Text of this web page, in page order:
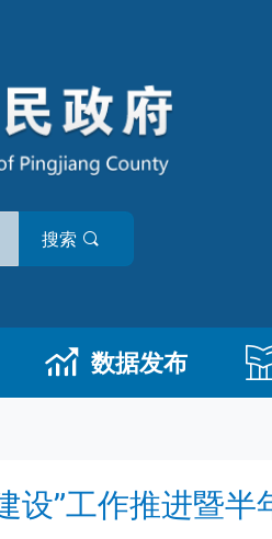
搜索
数据发布
设”工作推进暨半